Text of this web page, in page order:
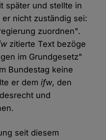
später und stellte in
nicht zuständig sei:
zuordnen".
zitierte Text bezöge
im Grundgesetz"
Bundestag keine
er demifw, den
und
seit diesem